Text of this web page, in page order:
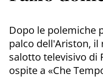
Dopo le polemiche
palco dell'Ariston, il
salotto televisivo di
ospite a «Che